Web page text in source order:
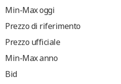
Min-Max oggi
Prezzo di riferimento
Prezzo ufficiale
Min-Max anno
Bid